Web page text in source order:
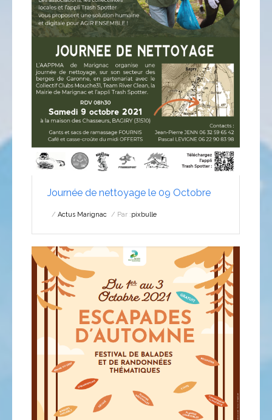
Journée de nettoyage le 09 Octobre
Actus Marignac Par :pixbulle